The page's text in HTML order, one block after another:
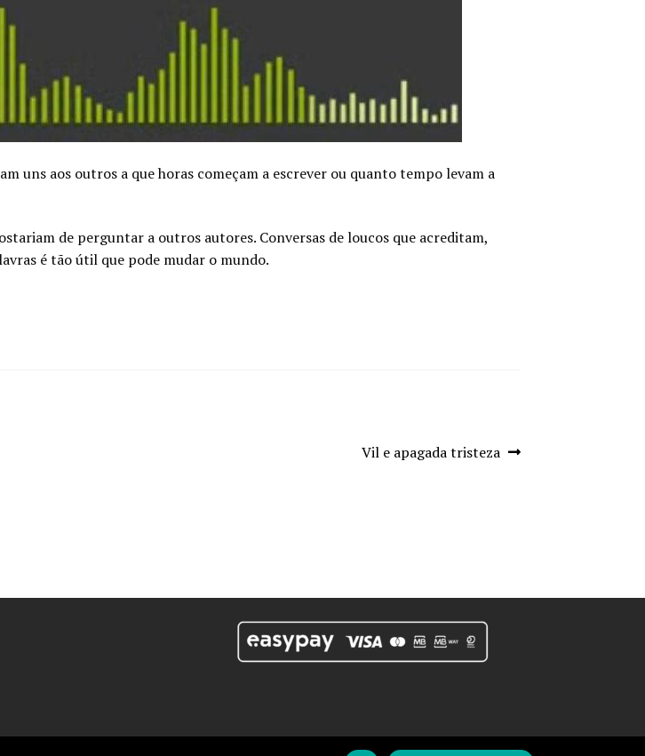
uns aos outros a que horas começam a escrever ou quanto tempo levam a
de perguntar a outros autores. Conversas de loucos que acreditam,
é tão útil que pode mudar o mundo.
Artigo
Vil e apagada tristeza